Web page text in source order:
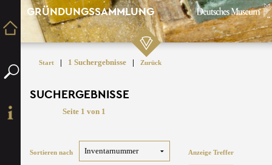
GRÜNDUNGSSAMMLUNG
Start | 1 Suchergebnisse | Zurück
SUCHERGEBNISSE
Seite 1 von 1
Sortieren nach Anzeige Treffer